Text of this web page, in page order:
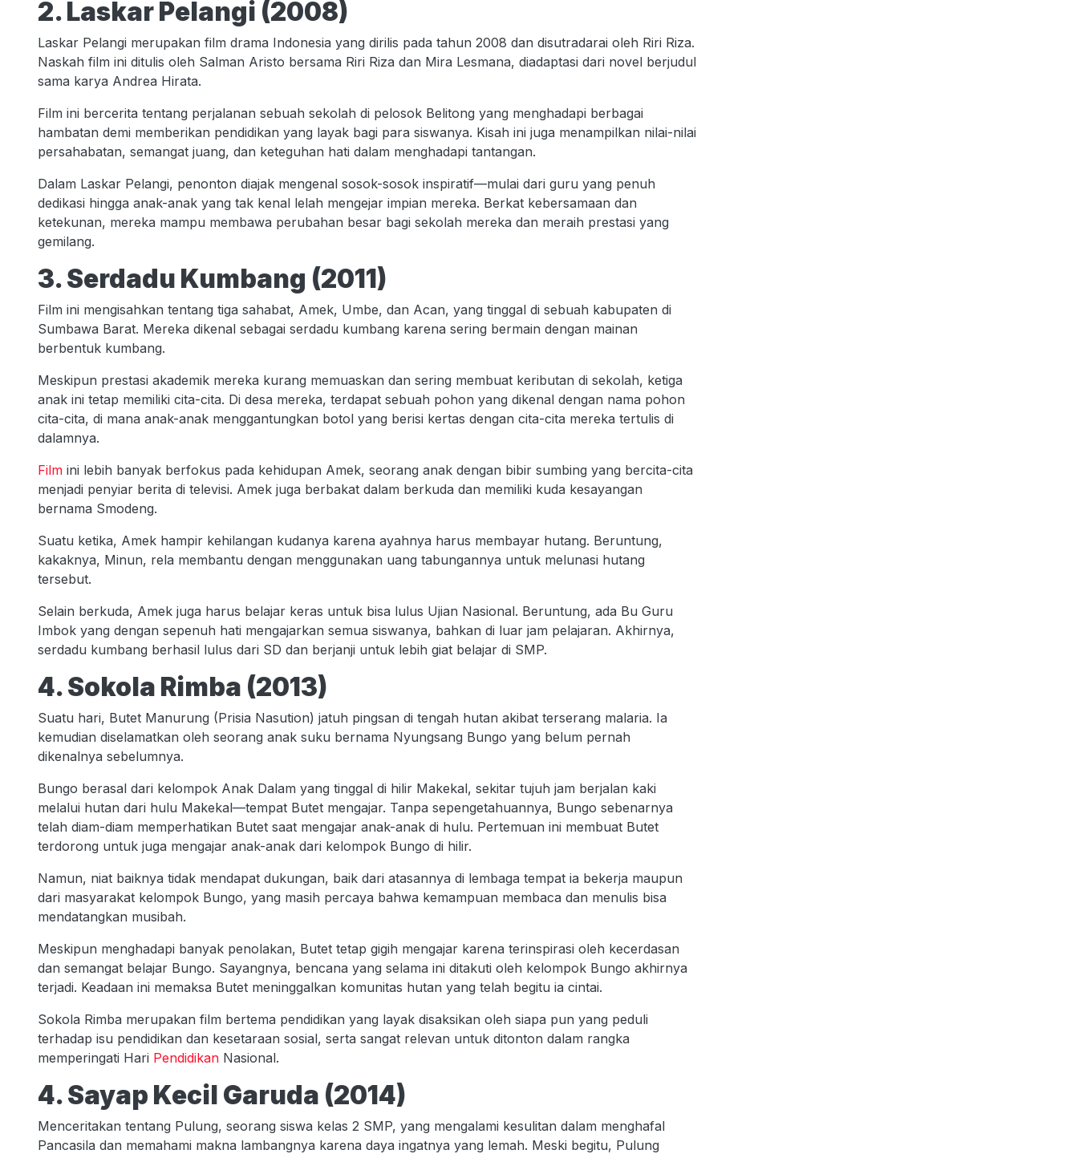
2. Laskar Pelangi (2008)
Laskar Pelangi merupakan film drama Indonesia yang dirilis pada tahun 2008 dan disutradarai oleh Riri Riza.
Naskah film ini ditulis oleh Salman Aristo bersama Riri Riza dan Mira Lesmana, diadaptasi dari novel berjudul
sama karya Andrea Hirata.
Film ini bercerita tentang perjalanan sebuah sekolah di pelosok Belitong yang menghadapi berbagai
hambatan demi memberikan pendidikan yang layak bagi para siswanya. Kisah ini juga menampilkan nilai-nilai
persahabatan, semangat juang, dan keteguhan hati dalam menghadapi tantangan.
Dalam Laskar Pelangi, penonton diajak mengenal sosok-sosok inspiratif—mulai dari guru yang penuh
dedikasi hingga anak-anak yang tak kenal lelah mengejar impian mereka. Berkat kebersamaan dan
ketekunan, mereka mampu membawa perubahan besar bagi sekolah mereka dan meraih prestasi yang
gemilang.
3. Serdadu Kumbang (2011)
Film ini mengisahkan tentang tiga sahabat, Amek, Umbe, dan Acan, yang tinggal di sebuah kabupaten di
Sumbawa Barat. Mereka dikenal sebagai serdadu kumbang karena sering bermain dengan mainan
berbentuk kumbang.
Meskipun prestasi akademik mereka kurang memuaskan dan sering membuat keributan di sekolah, ketiga
anak ini tetap memiliki cita-cita. Di desa mereka, terdapat sebuah pohon yang dikenal dengan nama pohon
cita-cita, di mana anak-anak menggantungkan botol yang berisi kertas dengan cita-cita mereka tertulis di
dalamnya.
Film ini lebih banyak berfokus pada kehidupan Amek, seorang anak dengan bibir sumbing yang bercita-cita
menjadi penyiar berita di televisi. Amek juga berbakat dalam berkuda dan memiliki kuda kesayangan
bernama Smodeng.
Suatu ketika, Amek hampir kehilangan kudanya karena ayahnya harus membayar hutang. Beruntung,
kakaknya, Minun, rela membantu dengan menggunakan uang tabungannya untuk melunasi hutang
tersebut.
Selain berkuda, Amek juga harus belajar keras untuk bisa lulus Ujian Nasional. Beruntung, ada Bu Guru
Imbok yang dengan sepenuh hati mengajarkan semua siswanya, bahkan di luar jam pelajaran. Akhirnya,
serdadu kumbang berhasil lulus dari SD dan berjanji untuk lebih giat belajar di SMP.
4. Sokola Rimba (2013)
Suatu hari, Butet Manurung (Prisia Nasution) jatuh pingsan di tengah hutan akibat terserang malaria. Ia
kemudian diselamatkan oleh seorang anak suku bernama Nyungsang Bungo yang belum pernah
dikenalnya sebelumnya.
Bungo berasal dari kelompok Anak Dalam yang tinggal di hilir Makekal, sekitar tujuh jam berjalan kaki
melalui hutan dari hulu Makekal—tempat Butet mengajar. Tanpa sepengetahuannya, Bungo sebenarnya
telah diam-diam memperhatikan Butet saat mengajar anak-anak di hulu. Pertemuan ini membuat Butet
terdorong untuk juga mengajar anak-anak dari kelompok Bungo di hilir.
Namun, niat baiknya tidak mendapat dukungan, baik dari atasannya di lembaga tempat ia bekerja maupun
dari masyarakat kelompok Bungo, yang masih percaya bahwa kemampuan membaca dan menulis bisa
mendatangkan musibah.
Meskipun menghadapi banyak penolakan, Butet tetap gigih mengajar karena terinspirasi oleh kecerdasan
dan semangat belajar Bungo. Sayangnya, bencana yang selama ini ditakuti oleh kelompok Bungo akhirnya
terjadi. Keadaan ini memaksa Butet meninggalkan komunitas hutan yang telah begitu ia cintai.
Sokola Rimba merupakan film bertema pendidikan yang layak disaksikan oleh siapa pun yang peduli
terhadap isu pendidikan dan kesetaraan sosial, serta sangat relevan untuk ditonton dalam rangka
memperingati Hari Pendidikan Nasional.
4. Sayap Kecil Garuda (2014)
Menceritakan tentang Pulung, seorang siswa kelas 2 SMP, yang mengalami kesulitan dalam menghafal
Pancasila dan memahami makna lambangnya karena daya ingatnya yang lemah. Meski begitu, Pulung